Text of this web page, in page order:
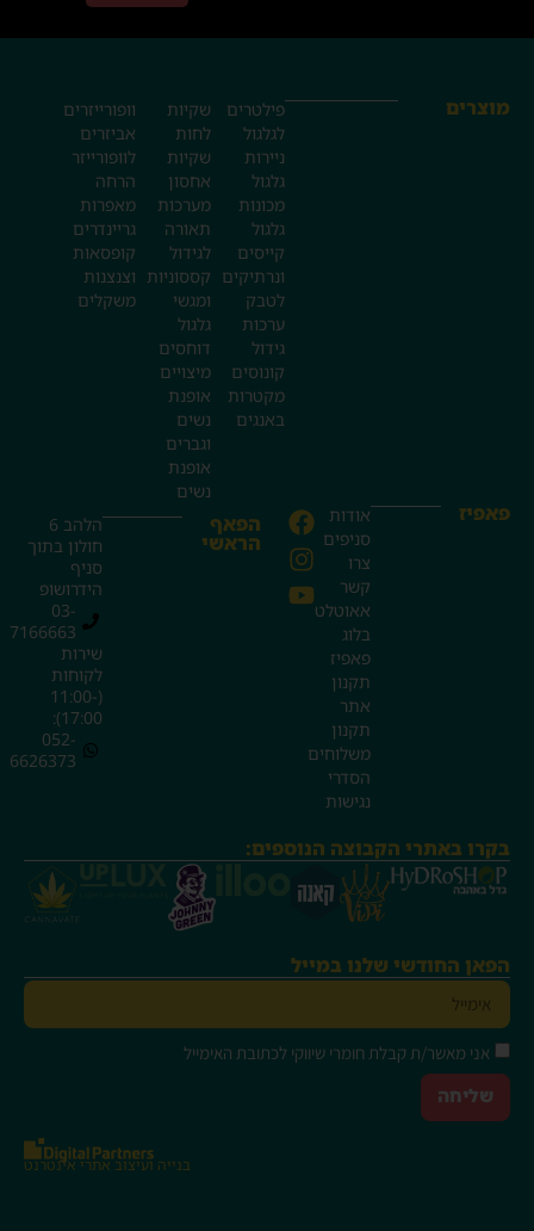
מוצרים
פילטרים
לגלגול
ניירות
גלגול
מכונות
גלגול
קייסים
ונרתיקים
לטבק
ערכות
גידול
קונוסים
מקטרות
באנגים
שקיות
לחות
שקיות
אחסון
מערכות
תאורה
לגידול
קססוניות
ומגשי
גלגול
דוחסים
מיצויים
אופנת
נשים
וגברים
אופנת
נשים
וופורייזרים
אביזרים
לוופורייזר
הרחה
מאפרות
גריינדרים
קופסאות
וצנצנות
משקלים
פאפיז
אודות
סניפים
צרו
קשר
אאוטלט
בלוג
פאפיז
תקנון
אתר
תקנון
משלוחים
הסדרי
נגישות
הפאף
הראשי
הלהב 6
חולון בתוך
סניף
הידרושופ
03-
7166663
שירות
לקוחות
(11:00-
17:00):
052-
6626373
בקרו באתרי הקבוצה הנוספים:
הפאן החודשי שלנו במייל
אני מאשר/ת קבלת חומרי שיווקי לכתובת האימייל
שליחה
בנייה ועיצוב אתרי אינטרנט